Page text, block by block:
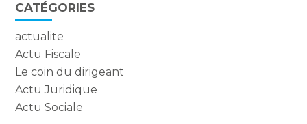
CATÉGORIES
actualite
Actu Fiscale
Le coin du dirigeant
Actu Juridique
Actu Sociale